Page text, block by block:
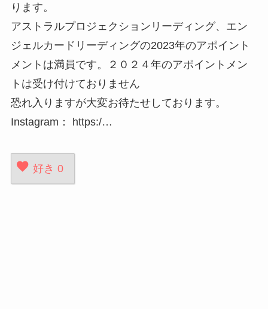
ります。
アストラルプロジェクションリーディング、エン
ジェルカードリーディングの2023年のアポイント
メントは満員です。２０２４年のアポイントメン
トは受け付けておりません
恐れ入りますが大変お待たせしております。
Instagram： https:/…
好き 0